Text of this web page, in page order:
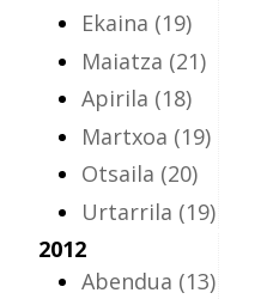
Ekaina (19)
Maiatza (21)
Apirila (18)
Martxoa (19)
Otsaila (20)
Urtarrila (19)
2012
Abendua (13)